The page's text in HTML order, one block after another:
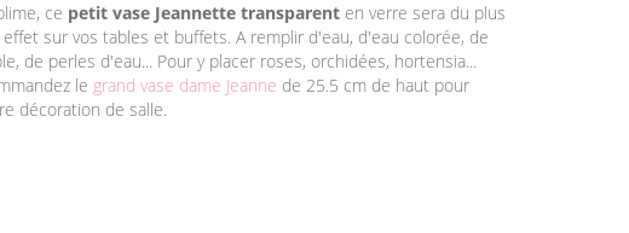
ce petit vase Jeannette transparent en verre sera du plus
effet sur vos tables et buffets. A remplir d'eau, d'eau colorée, de
de perles d'eau... Pour y placer roses, orchidées, hortensia...
le grand vase dame Jeanne de 25.5 cm de haut pour
décoration de salle.